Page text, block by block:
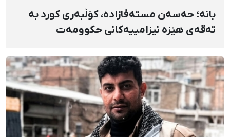
بانه؛ حەسەن مستەفازادە، کۆڵبەری کورد بە
تەقەی هێزە نیزامییەکانی حکوومەت